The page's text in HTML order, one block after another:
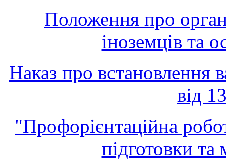
Положення про
іноземців та
Наказ про встановлення
від
"Профорієнтаційна
підготовки та